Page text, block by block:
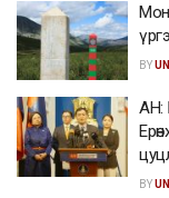
BY
АН:
BY